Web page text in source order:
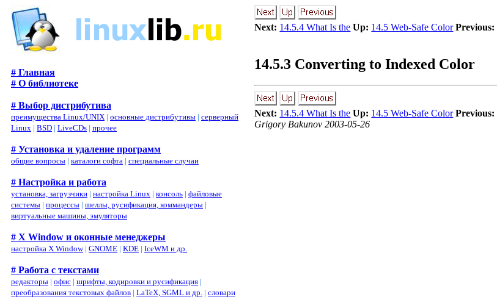
# Главная
# О библиотеке
# Выбор дистрибутива
преимущества Linux/UNIX | основные дистрибутивы | серверный
Linux | BSD | LiveCDs | прочее
# Установка и удаление программ
общие вопросы | каталоги софта | специальные случаи
# Настройка и работа
установка, загрузчики | настройка Linux | консоль | файловые
системы | процессы | шеллы, русификация, коммандеры |
виртуальные машины, эмуляторы
# X Window и оконные менеджеры
настройка X Window| GNOME | KDE | IceWM и др.
# Работа с текстами
редакторы | офис | шрифты, кодировки и русификация |
преобразования текстовых файлов | LaTeX, SGML и др. | словари
Next: 14.5.4 What Is the Up: 14.5 Web-Safe Color Previous:
14.5.3 Converting to Indexed Color
Next: 14.5.4 What Is the Up: 14.5 Web-Safe Color Previous:
Grigory Bakunov 2003-05-26